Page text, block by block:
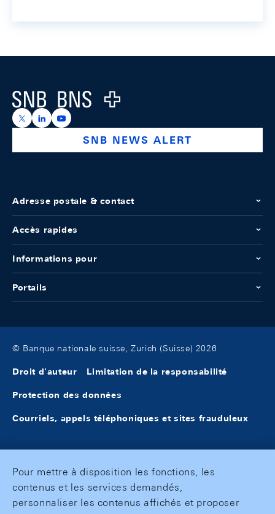
Logo
https://x.com/snb_bns
https://ch.linkedin.com/company/swiss-national-
https://www.youtube.com/@swissnationalbank
SNB NEWS ALERT
Adresse postale & contact
Accès rapides
Informations pour
Portails
© Banque nationale suisse, Zurich (Suisse) 2026
Droit d'auteur Limitation de la responsabilité
Protection des données
Courriels, appels téléphoniques et sites frauduleux
Pour mettre à disposition les fonctions, les
contenus et les services demandés,
personnaliser les contenus affichés et proposer